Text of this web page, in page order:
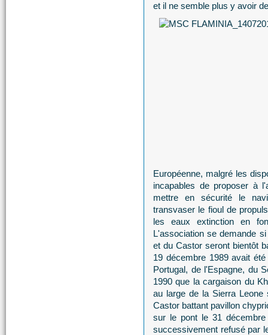
et il ne semble plus y avoir
Européenne, malgré les
incapables de proposer à
mettre en sécurité le
transvaser le fioul de
les eaux extinction en
L'association se demande
et du Castor seront bientôt
19 décembre 1989 avait
Portugal, de l'Espagne, du
1990 que la cargaison du
au large de la Sierra Leone
Castor battant pavillon
sur le pont le 31
successivement refusé par